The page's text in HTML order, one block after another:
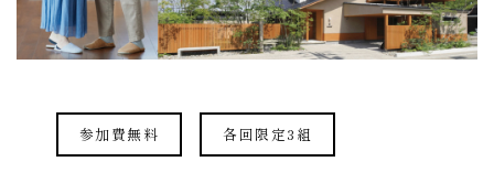
参加費無料 各回限定3組